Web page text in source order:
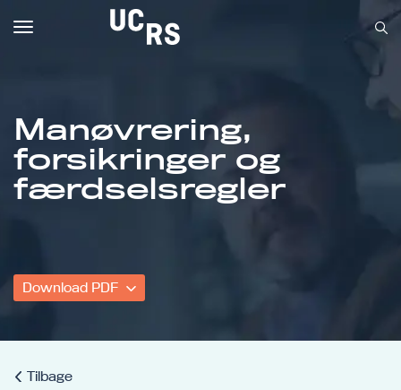
Om UCRS
Bliv faglært
Manøvrering,
forsikringer og
færdselsregler
Download PDF
Tilbage